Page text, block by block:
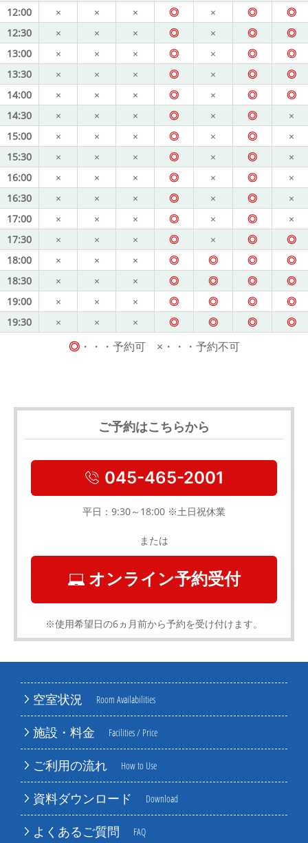
空室状況 Room Availabilities
施設・料金 Facilities / Price
ご利用の流れ How to Use
資料ダウンロード Download
よくあるご質問 FAQ
12:00
× × × ◎ × ◎
◎
12:30
× × × ◎ × ◎
◎
13:00
× × × ◎ × ◎
◎
13:30
× × × ◎ × ◎
◎
14:00
× × × ◎ × ◎
◎
14:30
× × × ◎ × ◎
×
15:00
× × × ◎ × ◎
×
15:30
× × × ◎ × ◎
×
16:00
× × × ◎ × ◎
×
16:30
× × × ◎ × ◎
×
17:00
× × × ◎ × ◎
×
17:30
× × × ◎ × ◎
◎
18:00
× × × ◎ ◎ ◎
◎
18:30
× × × ◎ ◎ ◎
◎
19:00
× × × ◎ ◎ ◎
◎
19:30
× × × ◎ ◎ ◎ ◎
◎・・・予約可 ×・・・予約不可
ご予約はこちらから
045-465-2001
平日：9:30～18:00 ※土日祝休業
または
オンライン予約受付
※使用希望日の6ヵ月前から予約を受け付けます。